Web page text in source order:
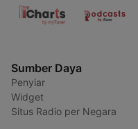
Sumber Daya
Penyiar
Widget
Situs Radio per Negara